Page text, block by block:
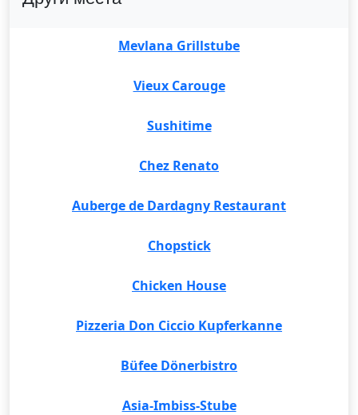
Mevlana Grillstube
Vieux Carouge
Sushitime
Chez Renato
Auberge de Dardagny Restaurant
Chopstick
Chicken House
Pizzeria Don Ciccio Kupferkanne
Büfee Dönerbistro
Asia-Imbiss-Stube